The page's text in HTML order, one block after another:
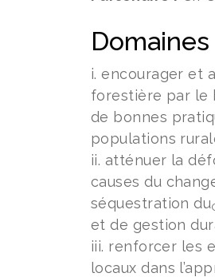
i. encourager et
forestière par le
de bonnes
populations
ii. atténuer la
causes du
séquestration du
et de gestion
iii. renforcer les
locaux dans